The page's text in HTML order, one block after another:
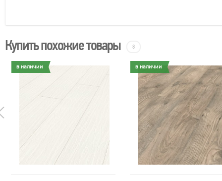
Купить похожие товары 8
в наличии в наличии